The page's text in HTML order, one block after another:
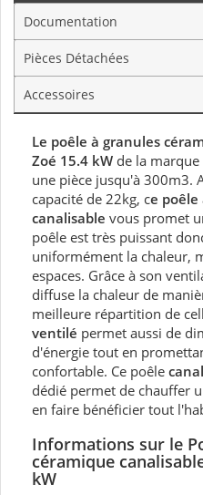
Documentation
Pièces Détachées
Accessoires
Le poêle à granules
Zoé 15.4 kW de la marque
une pièce jusqu'à 300m3.
capacité de 22kg, ce poêle
canalisable vous promet
poêle est très puissant
uniformément la chaleur,
espaces. Grâce à son
diffuse la chaleur de
meilleure répartition de
ventilé permet aussi de
d'énergie tout en
confortable. Ce poêle
dédié permet de chauffer
en faire bénéficier tout
Informations sur le
céramique
kW